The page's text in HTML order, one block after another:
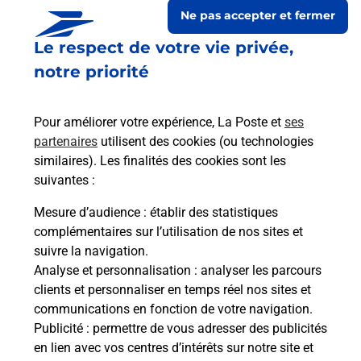
Le respect de votre vie privée,
notre priorité
Pour améliorer votre expérience, La Poste et ses
partenaires utilisent des cookies (ou technologies
similaires). Les finalités des cookies sont les
suivantes :
Mesure d’audience : établir des statistiques
complémentaires sur l’utilisation de nos sites et
suivre la navigation.
Analyse et personnalisation : analyser les parcours
clients et personnaliser en temps réel nos sites et
communications en fonction de votre navigation.
Publicité : permettre de vous adresser des publicités
en lien avec vos centres d’intérêts sur notre site et
Ne pas accepter et fermer
Prochaine collecte du courrierlundià 09h00
30 Route De Gien
45600 Lion En Sullias
Itinéraire
Le lien s'ouvre dans un nouvel onglet